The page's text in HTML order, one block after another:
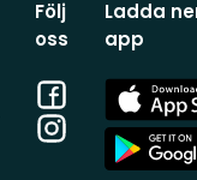
Följ
oss
Facebook
Instagram
Ladda
app
App
Store
App
Store